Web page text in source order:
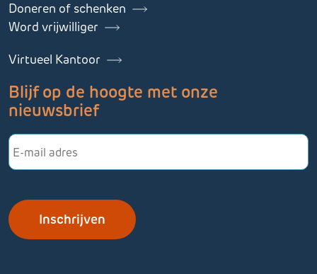
Doneren of schenken
Word vrijwilliger
Virtueel Kantoor
Blijf op de hoogte met onze
nieuwsbrief
E-
mailadres